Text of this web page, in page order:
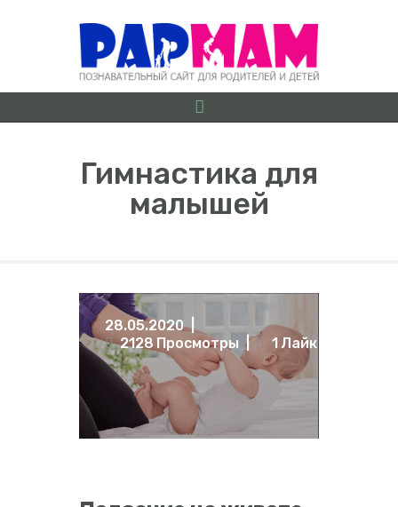
Гимнастика для
малышей
О ПРОЕКТЕ
ГРУДНИЧКИ
ДОШКОЛЯТА
ШКОЛЬНИКИ
ИГРЫ
ЛАЙФХАКИ
ВИДЕО
ФОРУМ
28.05.2020
2128 Просмотры 1 Лайк